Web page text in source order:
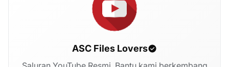
ASC Files Lovers